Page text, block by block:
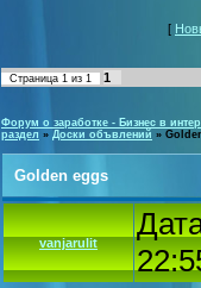
[
Страница 1 из 1 1
Форум о заработке - Бизнес в
раздел » Доски объвлений »
Golden eggs
vanjarulit